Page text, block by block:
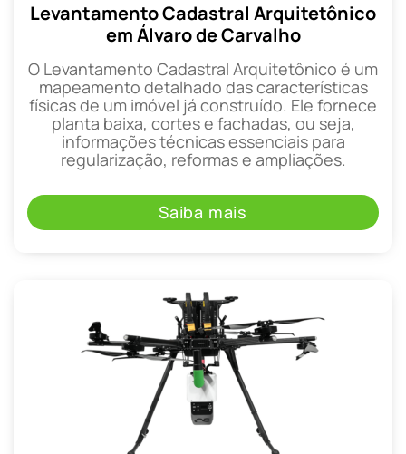
Levantamento Cadastral Arquitetônico
em Álvaro de Carvalho
O Levantamento Cadastral Arquitetônico é um
mapeamento detalhado das características
físicas de um imóvel já construído. Ele fornece
planta baixa, cortes e fachadas, ou seja,
informações técnicas essenciais para
regularização, reformas e ampliações.
Saiba mais